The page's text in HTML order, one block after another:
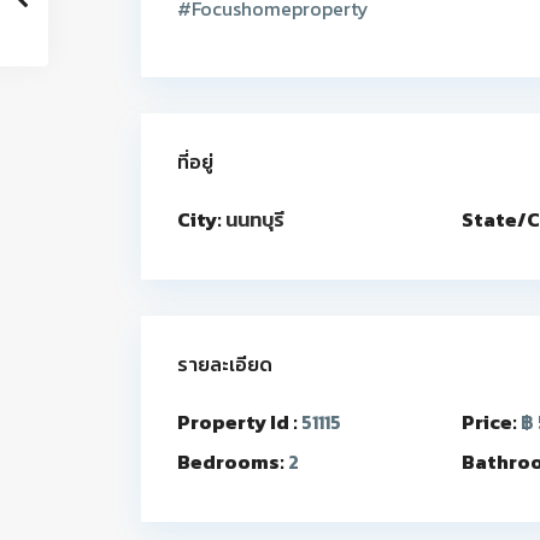
#Focushomeproperty
ที่อยู่
City:นนทบุรี State/
รายละเอียด
Property Id :51115 Price:฿
Bedrooms:2